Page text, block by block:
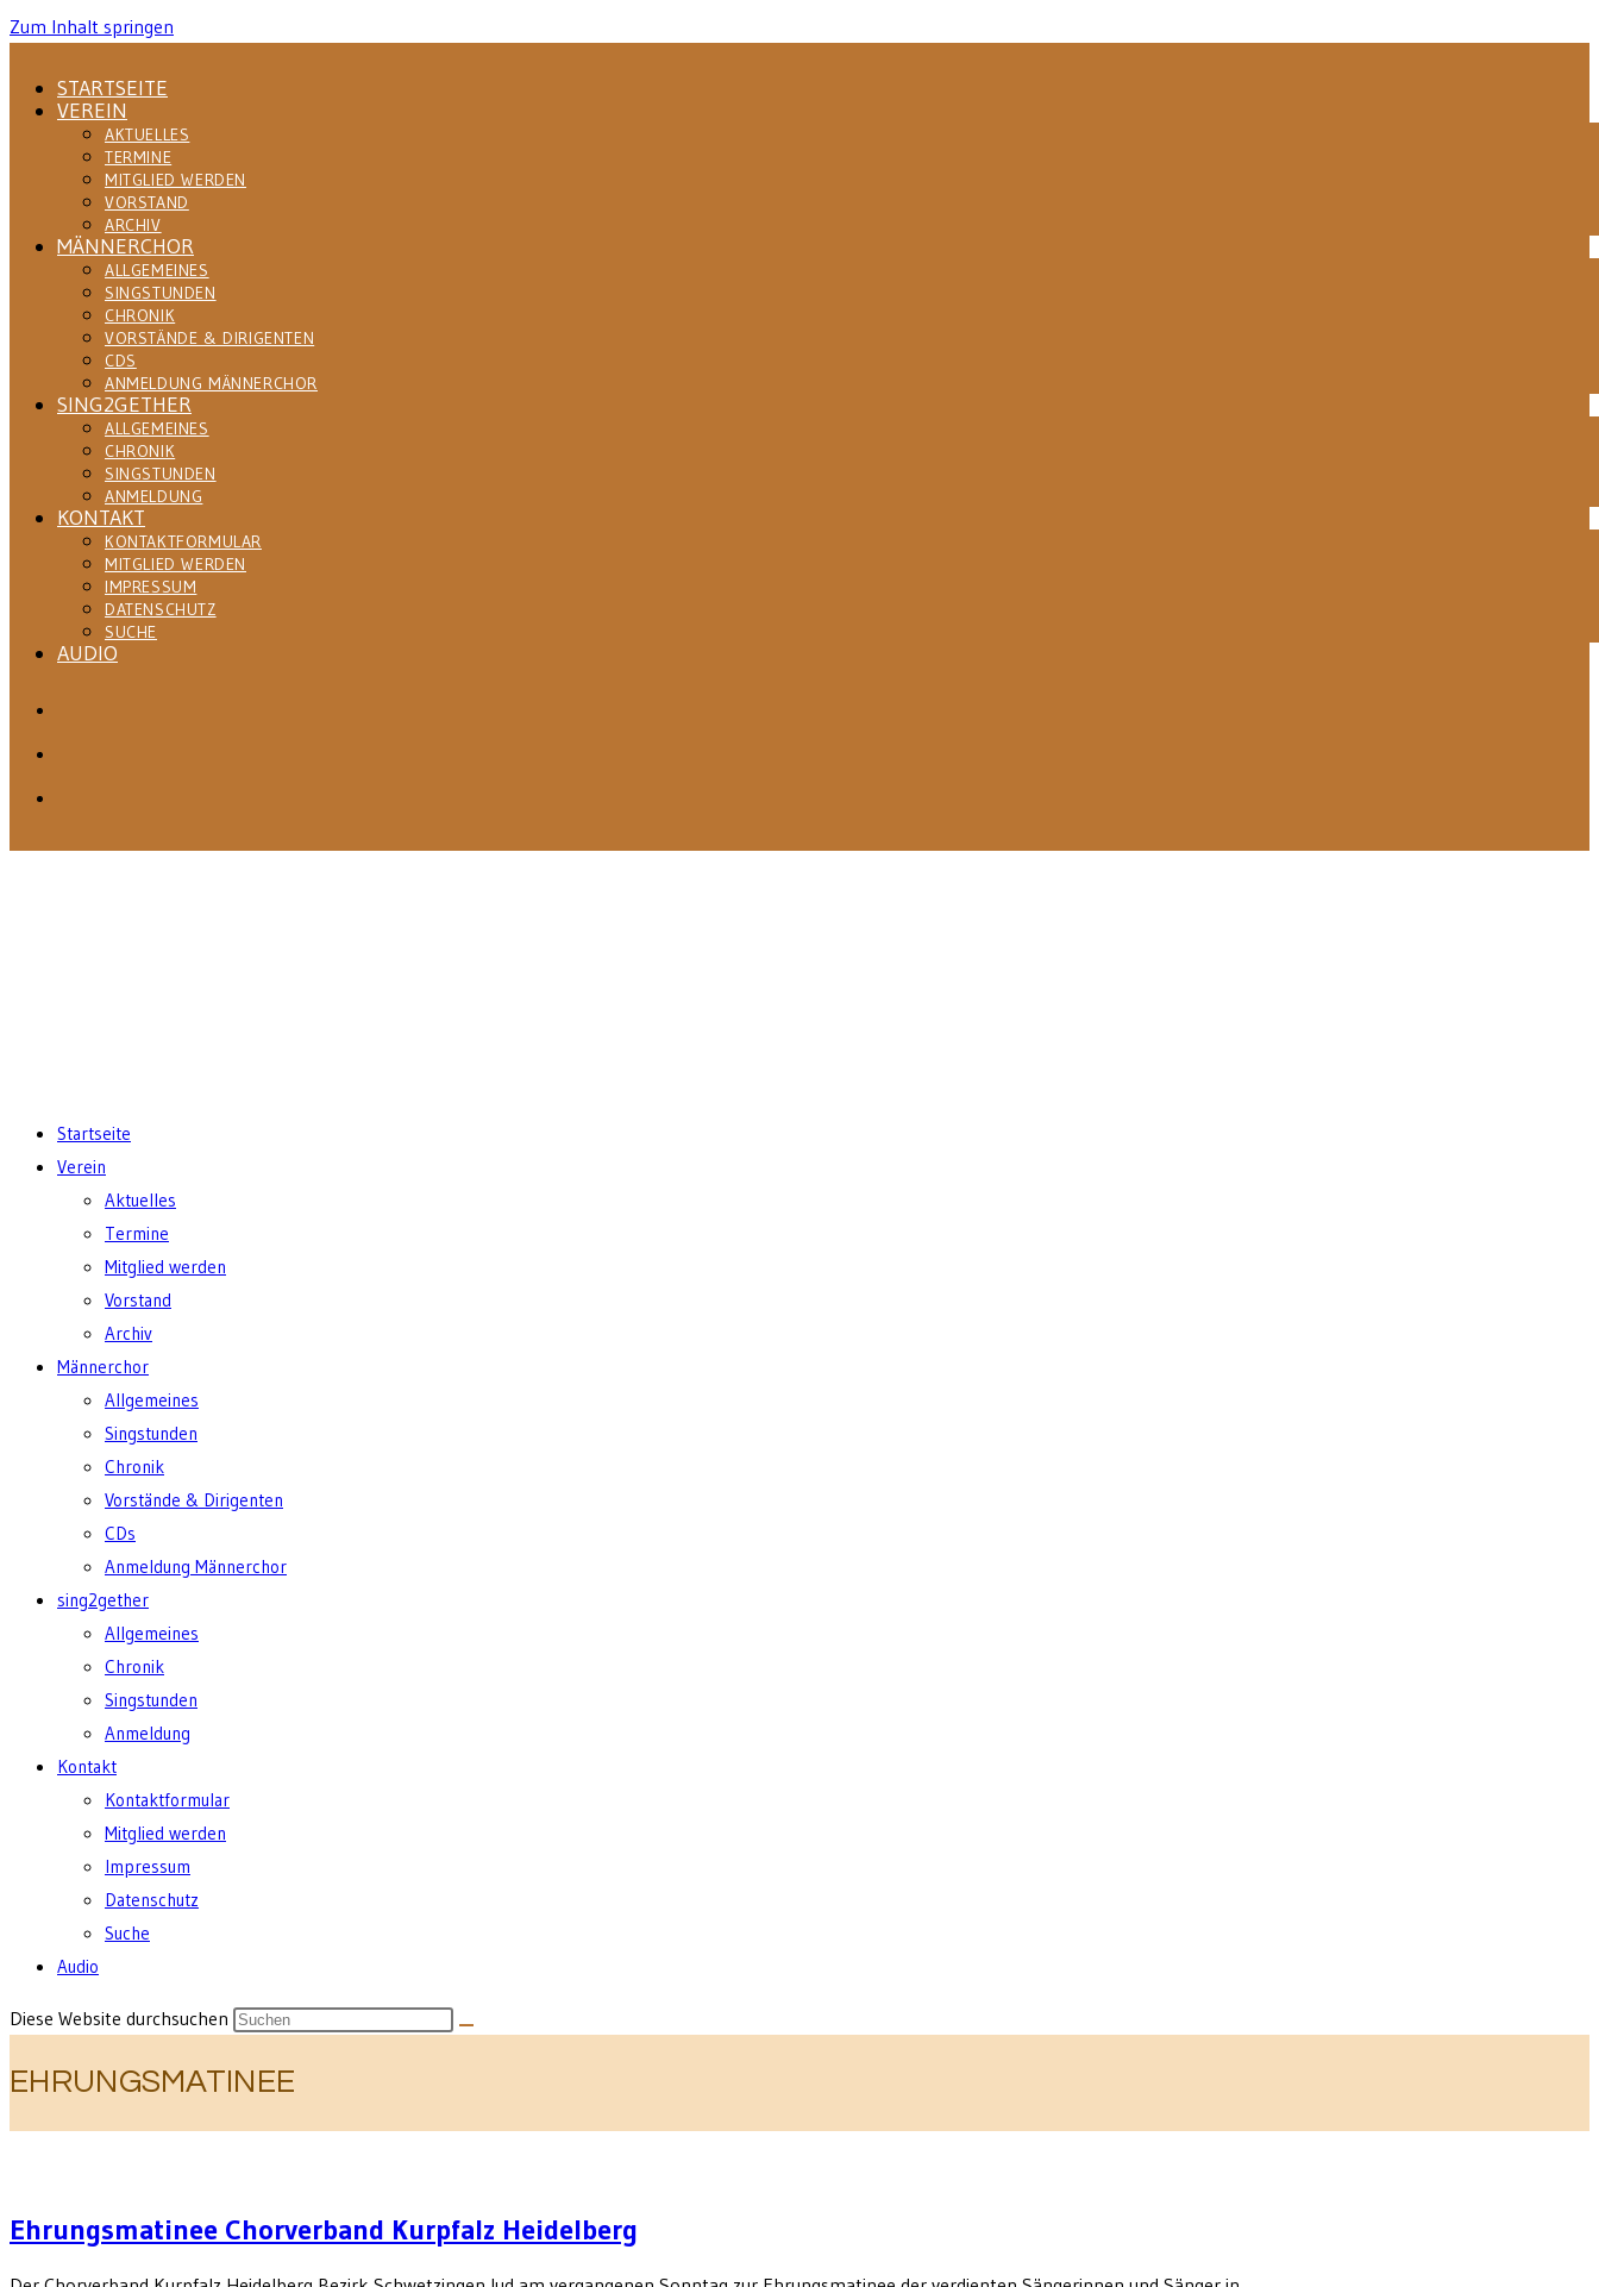
Zum Inhalt springen
STARTSEITE
VEREIN
AKTUELLES
TERMINE
MITGLIED WERDEN
VORSTAND
ARCHIV
MÄNNERCHOR
ALLGEMEINES
SINGSTUNDEN
CHRONIK
VORSTÄNDE & DIRIGENTEN
CDS
ANMELDUNG MÄNNERCHOR
SING2GETHER
ALLGEMEINES
CHRONIK
SINGSTUNDEN
ANMELDUNG
KONTAKT
KONTAKTFORMULAR
MITGLIED WERDEN
IMPRESSUM
DATENSCHUTZ
SUCHE
AUDIO
Startseite
Verein
Aktuelles
Termine
Mitglied werden
Vorstand
Archiv
Männerchor
Allgemeines
Singstunden
Chronik
Vorstände & Dirigenten
CDs
Anmeldung Männerchor
sing2gether
Allgemeines
Chronik
Singstunden
Anmeldung
Kontakt
Kontaktformular
Mitglied werden
Impressum
Datenschutz
Suche
Audio
Diese Website durchsuchen
EHRUNGSMATINEE
Ehrungsmatinee Chorverband Kurpfalz Heidelberg